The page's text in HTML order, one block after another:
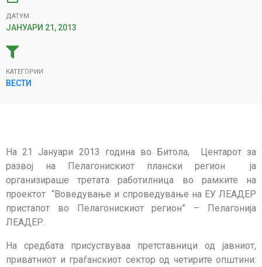
ДАТУМ
ЈАНУАРИ 21, 2013
КАТЕГОРИИ
ВЕСТИ
На 21 Јануари 2013 година во Битола, Центарот за
развој на Пелагонискиот плански регион ја
организираше третата работилница во рамките на
проектот “Воведување и спроведување на ЕУ ЛЕАДЕР
пристапот во Пелагонискиот регион” – Пелагонија
ЛЕАДЕР.
На средбата присуствуваа претставници од јавниот,
приватниот и граѓанскиот сектор од четирите општини: